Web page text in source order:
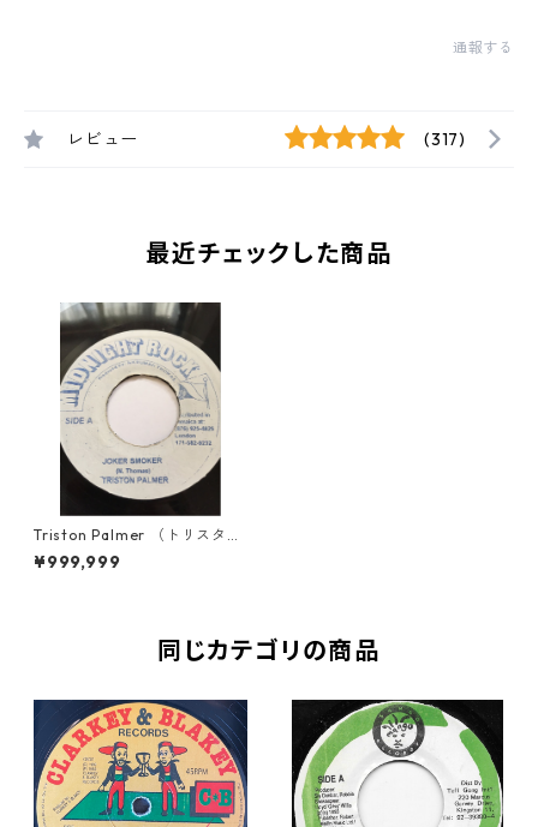
通報する
レビュー (317)
最近チェックした商品
Triston Palmer （トリスタン
パーマー） - Joker Smoker
【7'】
¥999,999
同じカテゴリの商品